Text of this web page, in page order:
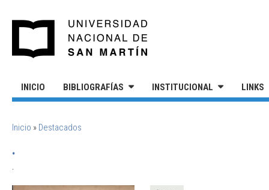
INICIO BIBLIOGRAFÍAS INSTITUCIONAL LINKS
SE ENCUENTRA USTED AQUÍ
Inicio » Destacados
.